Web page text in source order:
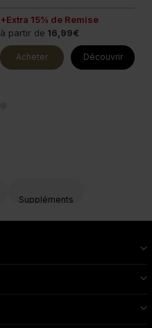
+Extra 15% de Remise
à partir de 16,99€
Acheter Découvrir
Suppléments